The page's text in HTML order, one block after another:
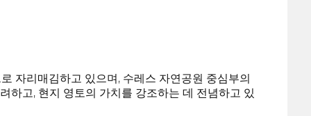
자리매김하고 있으며, 수레스 자연공원 중심부의
하고, 현지 영토의 가치를 강조하는 데 전념하고 있